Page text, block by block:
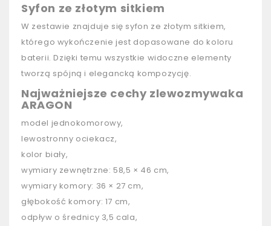
Syfon ze złotym sitkiem
W zestawie znajduje się syfon ze złotym sitkiem,
którego wykończenie jest dopasowane do koloru
baterii. Dzięki temu wszystkie widoczne elementy
tworzą spójną i elegancką kompozycję.
Najważniejsze cechy zlewozmywaka
ARAGON
model jednokomorowy,
lewostronny ociekacz,
kolor biały,
wymiary zewnętrzne: 58,5 × 46 cm,
wymiary komory: 36 × 27 cm,
głębokość komory: 17 cm,
odpływ o średnicy 3,5 cala,